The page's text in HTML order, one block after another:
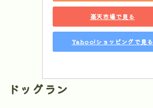
楽天市場で見る
Yahoo!ショッピングで見る
ドッグラン